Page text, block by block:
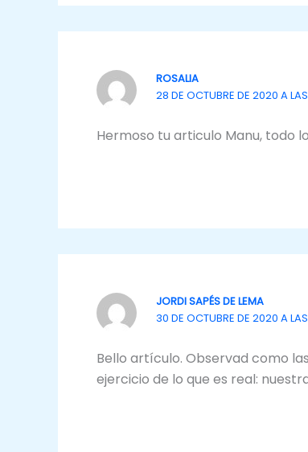
ROSALIA
28 DE OCTUBRE DE 2020 A
Hermoso tu articulo Manu, todo
JORDI SAPÉS DE LEMA
30 DE OCTUBRE DE 2020 A
Bello artículo. Observad como
ejercicio de lo que es real: